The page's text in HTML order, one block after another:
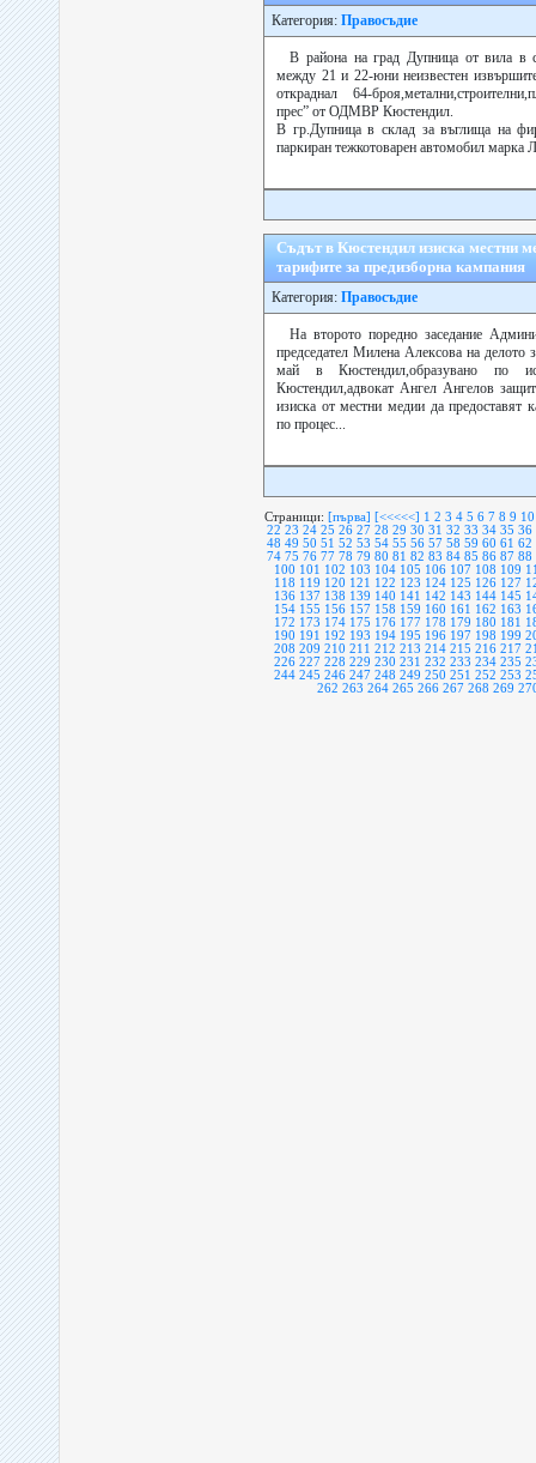
Категория: Правосъдие
В района на град Дупница от вила в
между 21 и 22-юни неизвестен
откраднал 64-
прес” от ОДМВР Кюстендил.
В гр.Дупница в склад за въглища на
паркиран тежкотоварен автомобил марка
Съдът в Кюстендил изиска местни
тарифите за предизборна кампания
Категория: Правосъдие
На второто поредно заседание
председател Милена Алексова на делото
май в Кюстендил,образувано по
Кюстендил,адвокат Ангел Ангелов
изиска от местни медии да предоставят
по процес...
Страници: [първа] [<<<<<] 1 2 3 4 5 6 7 8 9 10
22 23 24 25 26 27 28 29 30 31 32 33 34 35 36
48 49 50 51 52 53 54 55 56 57 58 59 60 61 62
74 75 76 77 78 79 80 81 82 83 84 85 86 87 88
100 101 102 103 104 105 106 107 108 109
118 119 120 121 122 123 124 125 126 127
136 137 138 139 140 141 142 143 144 145
154 155 156 157 158 159 160 161 162 163
172 173 174 175 176 177 178 179 180 181
190 191 192 193 194 195 196 197 198 199
208 209 210 211 212 213 214 215 216 217
226 227 228 229 230 231 232 233 234 235
244 245 246 247 248 249 250 251 252 253
262 263 264 265 266 267 268 269